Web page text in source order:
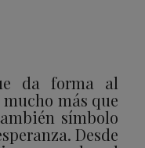
da forma al
más que
símbolo
Desde